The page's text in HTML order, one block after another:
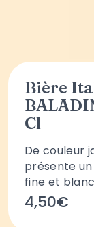
Bière
Cl
De couleur
présente
fine et
4,50€